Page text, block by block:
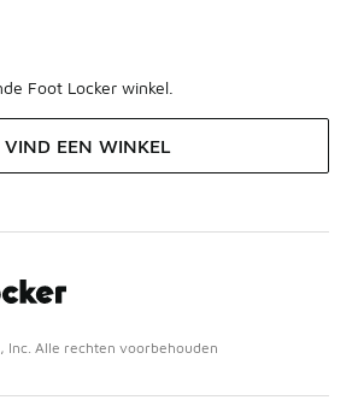
Foot Locker winkel.
VIND EEN WINKEL
Inc. Alle rechten voorbehouden